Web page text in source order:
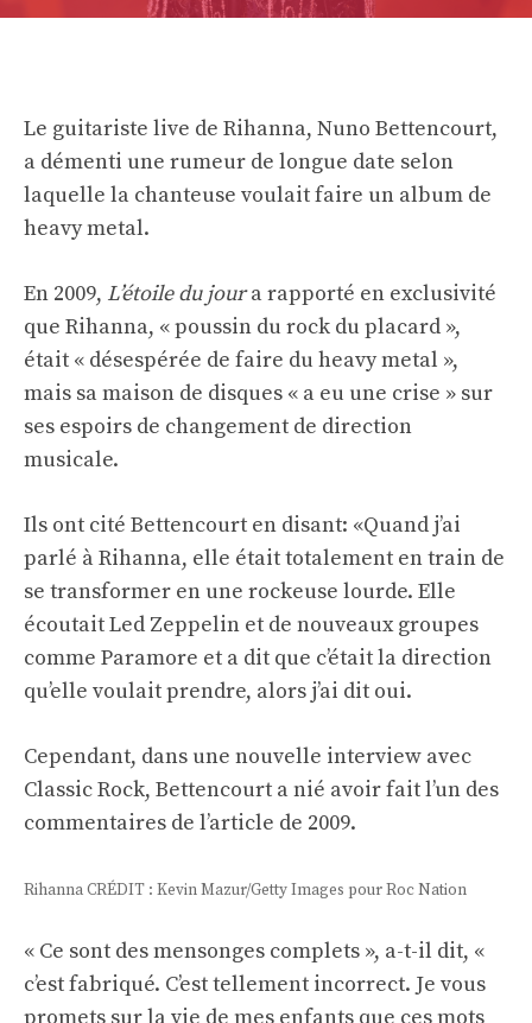
Le guitariste live de Rihanna, Nuno Bettencourt,
a démenti une rumeur de longue date selon
laquelle la chanteuse voulait faire un album de
heavy metal.
En 2009, L’étoile du joura rapporté en exclusivité
que Rihanna, « poussin du rock du placard »,
était « désespérée de faire du heavy metal »,
mais sa maison de disques « a eu une crise » sur
ses espoirs de changement de direction
musicale.
Ils ont cité Bettencourt en disant: «Quand j’ai
parlé à Rihanna, elle était totalement en train de
se transformer en une rockeuse lourde. Elle
écoutait Led Zeppelin et de nouveaux groupes
comme Paramore et a dit que c’était la direction
qu’elle voulait prendre, alors j’ai dit oui.
Cependant, dans une nouvelle interview avec
Classic Rock, Bettencourt a nié avoir fait l’un des
commentaires de l’article de 2009.
Rihanna CRÉDIT : Kevin Mazur/Getty Images pour Roc Nation
« Ce sont des mensonges complets », a-t-il dit, «
c’est fabriqué. C’est tellement incorrect. Je vous